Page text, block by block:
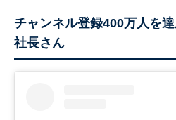
チャンネル登録400万人を
社長さん